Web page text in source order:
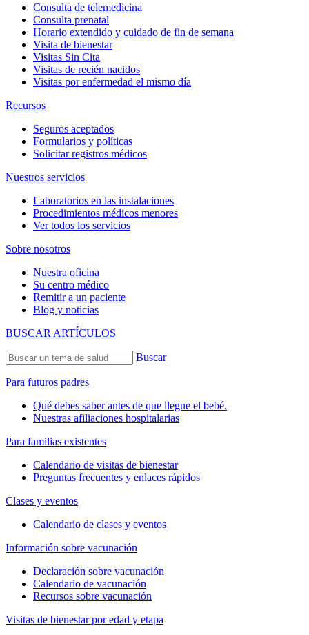
Consulta de telemedicina
Consulta prenatal
Horario extendido y cuidado de fin de semana
Visita de bienestar
Visitas Sin Cita
Visitas de recién nacidos
Visitas por enfermedad el mismo día
Recursos
Seguros aceptados
Formularios y políticas
Solicitar registros médicos
Nuestros servicios
Laboratorios en las instalaciones
Procedimientos médicos menores
Ver todos los servicios
Sobre nosotros
Nuestra oficina
Su centro médico
Remitir a un paciente
Blog y noticias
BUSCAR ARTÍCULOS
Buscar
Para futuros padres
Qué debes saber antes de que llegue el bebé.
Nuestras afiliaciones hospitalarias
Para familias existentes
Calendario de visitas de bienestar
Preguntas frecuentes y enlaces rápidos
Clases y eventos
Calendario de clases y eventos
Información sobre vacunación
Declaración sobre vacunación
Calendario de vacunación
Recursos sobre vacunación
Visitas de bienestar por edad y etapa